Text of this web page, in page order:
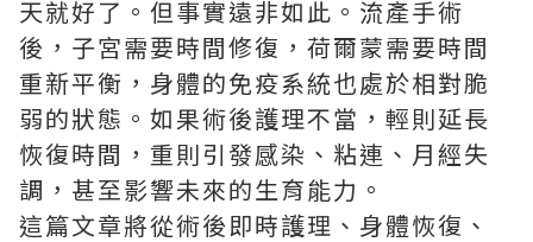
天就好了。但事實遠非如此。流產手術
後，子宮需要時間修復，荷爾蒙需要時間
重新平衡，身體的免疫系統也處於相對脆
弱的狀態。如果術後護理不當，輕則延長
恢復時間，重則引發感染、粘連、月經失
調，甚至影響未來的生育能力。
這篇文章將從術後即時護理、身體恢復、